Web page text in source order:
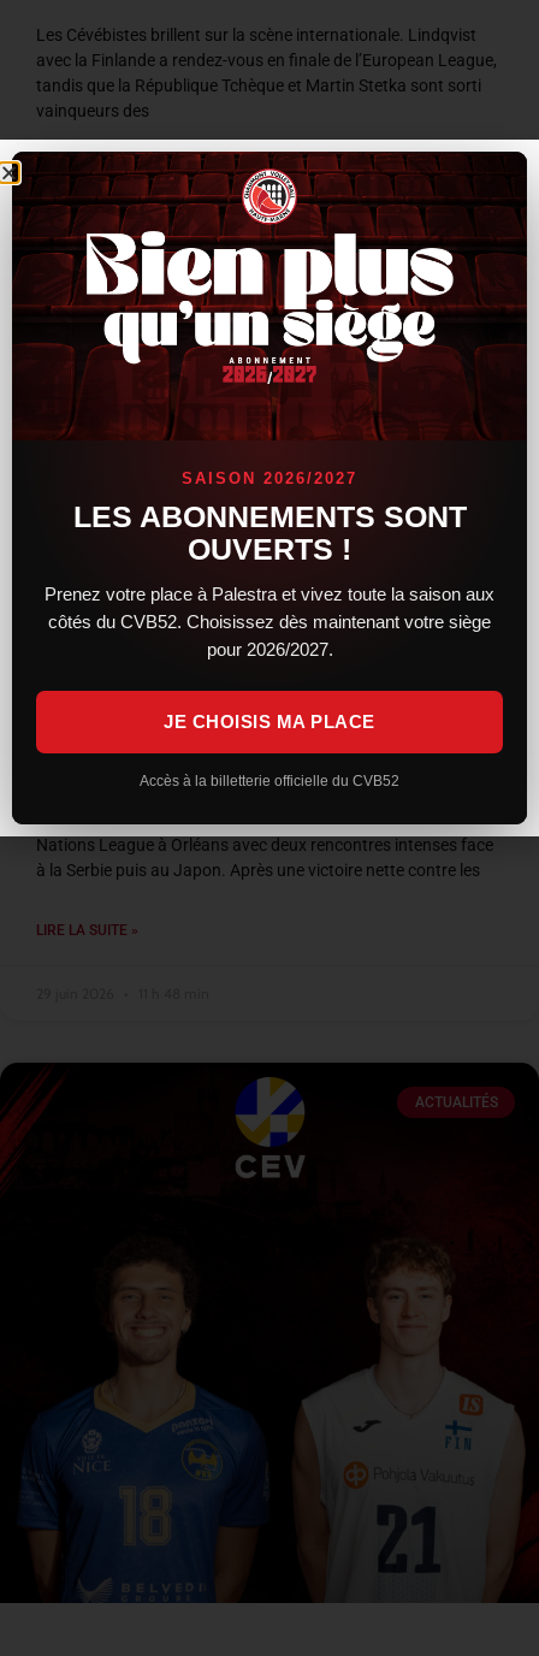
Les Cévébistes brillent sur la scène internationale. Lindqvist
avec la Finlande a rendez-vous en finale de l’European League,
tandis que la République Tchèque et Martin Stetka sont sorti
vainqueurs des
LIRE LA SUITE »
8 juillet 2026 9 h 59 min
ACTUALITÉS
VNL 2026 : les Bleus entre confirmation et
frustration à Orléans
Nations League à Orléans avec deux rencontres intenses face
à la Serbie puis au Japon. Après une victoire nette contre les
LIRE LA SUITE »
ACTUALITÉS
SAISON 2026/2027
LES ABONNEMENTS SONT
OUVERTS !
Prenez votre place à Palestra et vivez toute la saison aux
côtés du CVB52. Choisissez dès maintenant votre siège
pour 2026/2027.
JE CHOISIS MA PLACE
Accès à la billetterie officielle du CVB52